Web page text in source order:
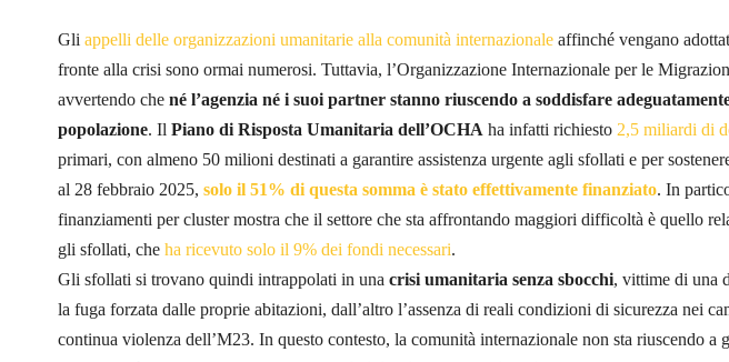
Gli appelli delle organizzazioni umanitarie alla comunità internazionale affinché vengano
fronte alla crisi sono ormai numerosi. Tuttavia, l’Organizzazione Internazionale per le
avvertendo che né l’agenzia né i suoi partner stanno riuscendo a soddisfare
popolazione. Il Piano di Risposta Umanitaria dell’OCHA ha infatti richiesto 2,5 miliardi di
primari, con almeno 50 milioni destinati a garantire assistenza urgente agli sfollati e per
al 28 febbraio 2025, solo il 51% di questa somma è stato effettivamente finanziato. In
finanziamenti per cluster mostra che il settore che sta affrontando maggiori difficoltà è quello
gli sfollati, che ha ricevuto solo il 9% dei fondi necessari.
Gli sfollati si trovano quindi intrappolati in una crisi umanitaria senza sbocchi, vittime di una
la fuga forzata dalle proprie abitazioni, dall’altro l’assenza di reali condizioni di sicurezza nei
continua violenza dell’M23. In questo contesto, la comunità internazionale non sta riuscendo a